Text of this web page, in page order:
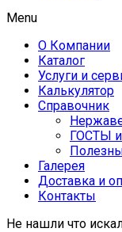
Menu
О Компании
Каталог
Услуги и
Калькулятор
Справочник
ГОСТЫ
Галерея
Доставка и
Контакты
Не нашли что